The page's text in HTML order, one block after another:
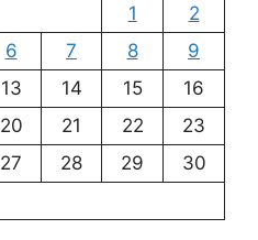
1
2
6 7 8
9
13 14 15
16
20 21 22
23
27 28 29
30